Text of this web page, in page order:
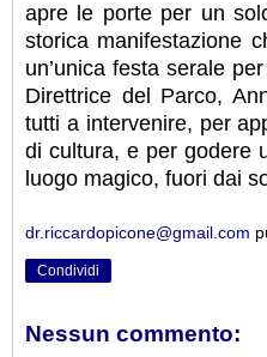
apre le porte per un
storica manifestazione
un’unica festa serale
Direttrice del Parco,
tutti a intervenire, per
di cultura, e per godere
luogo magico, fuori dai
dr.riccardopicone@gmail.com
Condividi
Nessun commento: